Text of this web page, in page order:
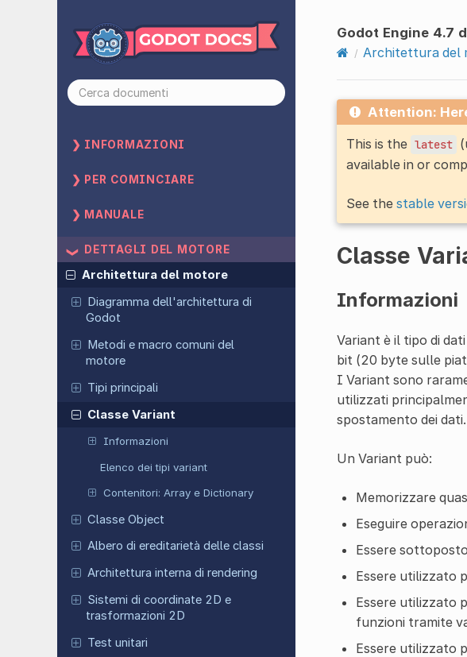
INFORMAZIONI
PER COMINCIARE
MANUALE
DETTAGLI DEL MOTORE
Architettura del motore
Diagramma dell'architettura di
Godot
Metodi e macro comuni del
motore
Tipi principali
Classe Variant
Informazioni
Elenco dei tipi variant
Contenitori: Array e Dictionary
Classe Object
Albero di ereditarietà delle classi
Architettura interna di rendering
Sistemi di coordinate 2D e
trasformazioni 2D
Test unitari
Godot Engine 4.7
Architettura del
Attention:
This is the latest
available in or
See the stable
Classe
Informazioni
Variant è il tipo di
bit (20 byte sulle
I Variant sono
utilizzati
spostamento dei dati.
Un Variant può:
Memorizzare
Eseguire
Essere
Essere utilizzato
Essere utilizzato
funzioni tramite
Essere utilizzato